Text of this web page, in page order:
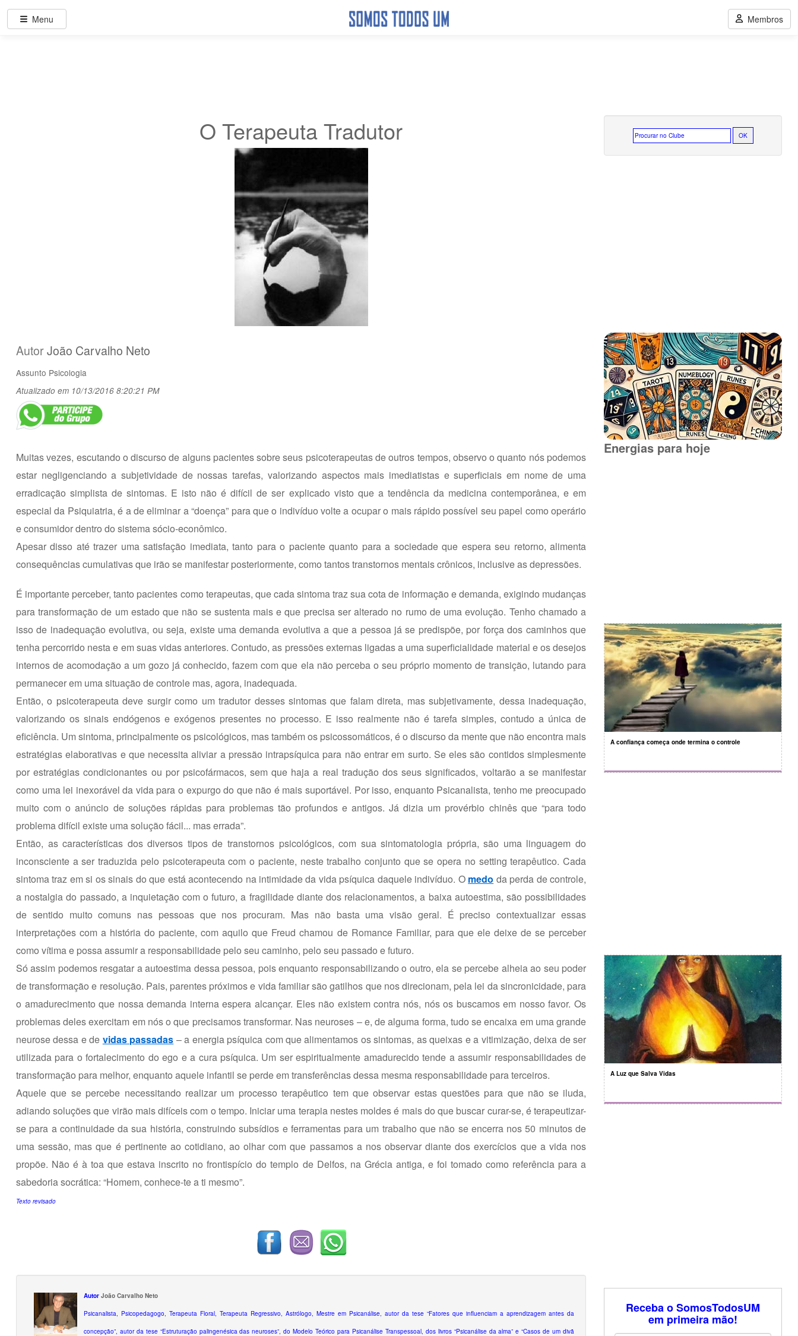
O Terapeuta Tradutor
AutorJoão Carvalho Neto
Assunto Psicologia
Atualizado em 10/13/2016 8:20:21 PM
Muitas vezes, escutando o discurso de alguns pacientes sobre seus psicoterapeutas de outros tempos, observo o quanto nós podemos
estar negligenciando a subjetividade de nossas tarefas, valorizando aspectos mais imediatistas e superficiais em nome de uma
erradicação simplista de sintomas. E isto não é difícil de ser explicado visto que a tendência da medicina contemporânea, e em
especial da Psiquiatria, é a de eliminar a “doença” para que o indivíduo volte a ocupar o mais rápido possível seu papel como operário
e consumidor dentro do sistema sócio-econômico.
Apesar disso até trazer uma satisfação imediata, tanto para o paciente quanto para a sociedade que espera seu retorno, alimenta
consequências cumulativas que irão se manifestar posteriormente, como tantos transtornos mentais crônicos, inclusive as depressões.
É importante perceber, tanto pacientes como terapeutas, que cada sintoma traz sua cota de informação e demanda, exigindo mudanças
para transformação de um estado que não se sustenta mais e que precisa ser alterado no rumo de uma evolução. Tenho chamado a
isso de inadequação evolutiva, ou seja, existe uma demanda evolutiva a que a pessoa já se predispõe, por força dos caminhos que
tenha percorrido nesta e em suas vidas anteriores. Contudo, as pressões externas ligadas a uma superficialidade material e os desejos
internos de acomodação a um gozo já conhecido, fazem com que ela não perceba o seu próprio momento de transição, lutando para
permanecer em uma situação de controle mas, agora, inadequada.
Então, o psicoterapeuta deve surgir como um tradutor desses sintomas que falam direta, mas subjetivamente, dessa inadequação,
valorizando os sinais endógenos e exógenos presentes no processo. E isso realmente não é tarefa simples, contudo a única de
eficiência. Um sintoma, principalmente os psicológicos, mas também os psicossomáticos, é o discurso da mente que não encontra mais
estratégias elaborativas e que necessita aliviar a pressão intrapsíquica para não entrar em surto. Se eles são contidos simplesmente
por estratégias condicionantes ou por psicofármacos, sem que haja a real tradução dos seus significados, voltarão a se manifestar
como uma lei inexorável da vida para o expurgo do que não é mais suportável. Por isso, enquanto Psicanalista, tenho me preocupado
muito com o anúncio de soluções rápidas para problemas tão profundos e antigos. Já dizia um provérbio chinês que “para todo
problema difícil existe uma solução fácil... mas errada”.
Então, as características dos diversos tipos de transtornos psicológicos, com sua sintomatologia própria, são uma linguagem do
inconsciente a ser traduzida pelo psicoterapeuta com o paciente, neste trabalho conjunto que se opera no setting terapêutico. Cada
sintoma traz em si os sinais do que está acontecendo na intimidade da vida psíquica daquele indivíduo. O medo da perda de controle,
a nostalgia do passado, a inquietação com o futuro, a fragilidade diante dos relacionamentos, a baixa autoestima, são possibilidades
de sentido muito comuns nas pessoas que nos procuram. Mas não basta uma visão geral. É preciso contextualizar essas
interpretações com a história do paciente, com aquilo que Freud chamou de Romance Familiar, para que ele deixe de se perceber
como vítima e possa assumir a responsabilidade pelo seu caminho, pelo seu passado e futuro.
Só assim podemos resgatar a autoestima dessa pessoa, pois enquanto responsabilizando o outro, ela se percebe alheia ao seu poder
de transformação e resolução. Pais, parentes próximos e vida familiar são gatilhos que nos direcionam, pela lei da sincronicidade, para
o amadurecimento que nossa demanda interna espera alcançar. Eles não existem contra nós, nós os buscamos em nosso favor. Os
problemas deles exercitam em nós o que precisamos transformar. Nas neuroses – e, de alguma forma, tudo se encaixa em uma grande
neurose dessa e de vidas passadas – a energia psíquica com que alimentamos os sintomas, as queixas e a vitimização, deixa de ser
utilizada para o fortalecimento do ego e a cura psíquica. Um ser espiritualmente amadurecido tende a assumir responsabilidades de
transformação para melhor, enquanto aquele infantil se perde em transferências dessa mesma responsabilidade para terceiros.
Aquele que se percebe necessitando realizar um processo terapêutico tem que observar estas questões para que não se iluda,
adiando soluções que virão mais difíceis com o tempo. Iniciar uma terapia nestes moldes é mais do que buscar curar-se, é terapeutizar-
se para a continuidade da sua história, construindo subsídios e ferramentas para um trabalho que não se encerra nos 50 minutos de
uma sessão, mas que é pertinente ao cotidiano, ao olhar com que passamos a nos observar diante dos exercícios que a vida nos
propõe. Não é à toa que estava inscrito no frontispício do templo de Delfos, na Grécia antiga, e foi tomado como referência para a
sabedoria socrática: “Homem, conhece-te a ti mesmo”.
Texto revisado
Autor João Carvalho Neto
Psicanalista, Psicopedagogo, Terapeuta Floral, Terapeuta Regressivo, Astrólogo, Mestre em Psicanálise, autor da tese “Fatores que influenciam a aprendizagem antes da
concepção”, autor da tese “Estruturação palingenésica das neuroses”, do Modelo Teórico para Psicanálise Transpessoal, dos livros “Psicanálise da alma” e “Casos de um divã
Energias para hoje
A confiança começa onde termina o controle
A Luz que Salva Vidas
Receba o SomosTodosUM
em primeira mão!
Menu Membros